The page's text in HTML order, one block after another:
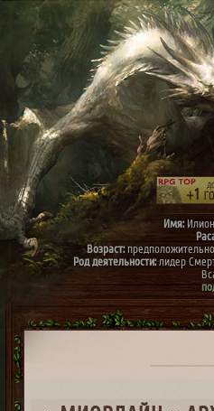
Имя:
Возраст:
Род деятельности:лидер
Возраст: